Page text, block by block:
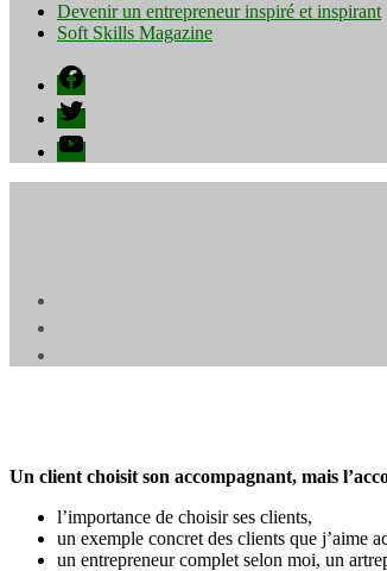
Devenir un entrepreneur inspiré et inspirant
Soft Skills Magazine
Facebook
Twitter
YouTube
Un client choisit son accompagnant, mais
l’importance de choisir ses clients,
un exemple concret des clients que j’aime
un entrepreneur complet selon moi, un